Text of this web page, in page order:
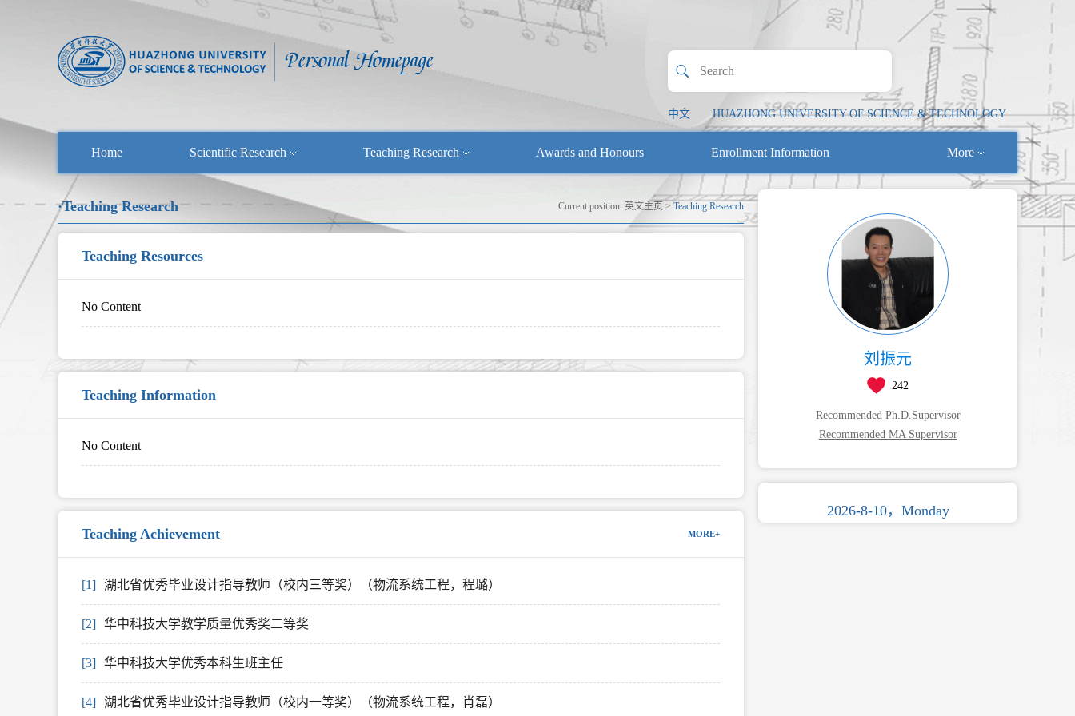
中文 HUAZHONG UNIVERSITY OF SCIENCE & TECHNOLOGY
Home Scientific Research Teaching Research Awards and Honours Enrollment Information More
刘振元
242
Recommended Ph.D.Supervisor
Recommended MA Supervisor
2026-8-10，Monday
·Teaching Research Current position: 英文主页 > Teaching Research
Teaching Resources
No Content
Teaching Information
No Content
Teaching Achievement MORE+
[1] 湖北省优秀毕业设计指导教师（校内三等奖）（物流系统工程，程璐）
[2] 华中科技大学教学质量优秀奖二等奖
[3] 华中科技大学优秀本科生班主任
[4] 湖北省优秀毕业设计指导教师（校内一等奖）（物流系统工程，肖磊）